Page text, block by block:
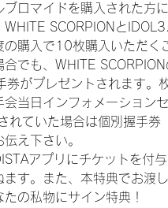
ロマイドを購入された方
SCORPIONと
の購入で10枚購入いただく
合でも、WHITE
券がプレゼントされます。
当日インフォメーション
れていた場合は個別握手券
え下さい。
アプリにチケットを付
ます。また、本特典でお渡
の私物にサイン特典！